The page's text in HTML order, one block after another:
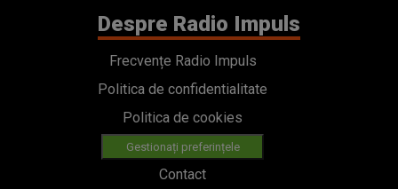
Despre Radio Impuls
Frecvențe Radio Impuls
Politica de confidentialitate
Politica de cookies
Gestionați preferințele
Contact